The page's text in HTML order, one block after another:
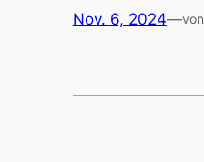
Nov. 6, 2024—von